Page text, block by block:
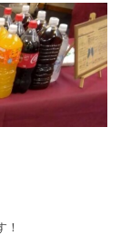
！